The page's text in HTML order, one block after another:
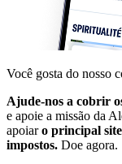
Você gosta do nosso
Ajude-nos a cobrir
e apoie a missão da
apoiaro principal
impostos. Doe agora.